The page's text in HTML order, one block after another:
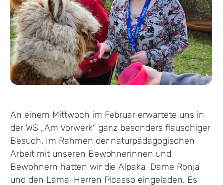
An einem Mittwoch im Februar erwartete uns in
der WS „Am Vorwerk“ ganz besonders flauschiger
Besuch. Im Rahmen der naturpädagogischen
Arbeit mit unseren Bewohnerinnen und
Bewohnern hatten wir die Alpaka-Dame Ronja
und den Lama-Herren Picasso eingeladen. Es